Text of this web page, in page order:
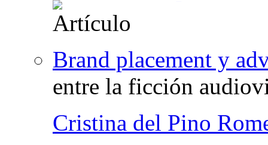
Brand placement y
entre la ficción
Cristina del Pino